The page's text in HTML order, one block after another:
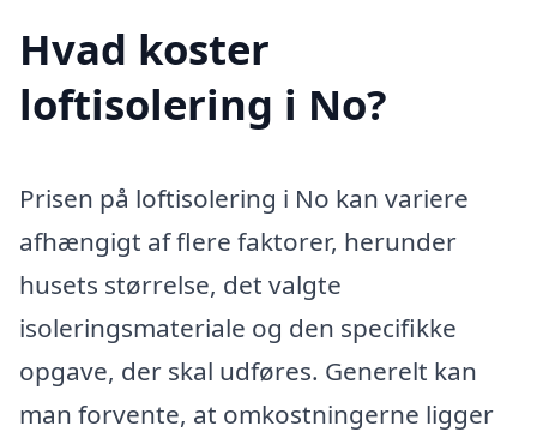
Hvad koster
loftisolering i No?
Prisen på loftisolering i No kan variere
afhængigt af flere faktorer, herunder
husets størrelse, det valgte
isoleringsmateriale og den specifikke
opgave, der skal udføres. Generelt kan
man forvente, at omkostningerne ligger